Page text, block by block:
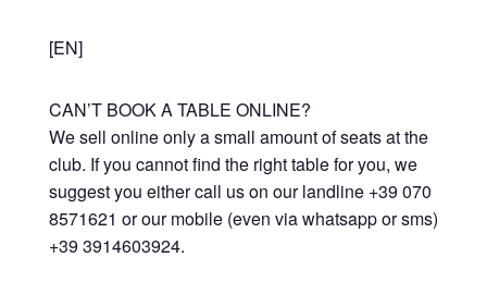
[EN]
CAN’T BOOK A TABLE ONLINE?
We sell online only a small amount of seats at the
club. If you cannot find the right table for you, we
suggest you either call us on our landline +39 070
8571621 or our mobile (even via whatsapp or sms)
+39 3914603924.